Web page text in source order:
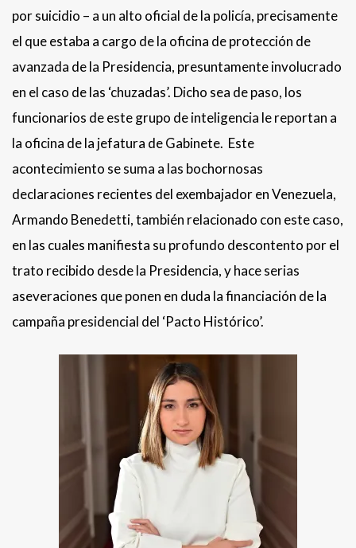
por suicidio – a un alto oficial de la policía, precisamente
el que estaba a cargo de la oficina de protección de
avanzada de la Presidencia, presuntamente involucrado
en el caso de las ‘chuzadas’. Dicho sea de paso, los
funcionarios de este grupo de inteligencia le reportan a
la oficina de la jefatura de Gabinete. Este
acontecimiento se suma a las bochornosas
declaraciones recientes del exembajador en Venezuela,
Armando Benedetti, también relacionado con este caso,
en las cuales manifiesta su profundo descontento por el
trato recibido desde la Presidencia, y hace serias
aseveraciones que ponen en duda la financiación de la
campaña presidencial del ‘Pacto Histórico’.